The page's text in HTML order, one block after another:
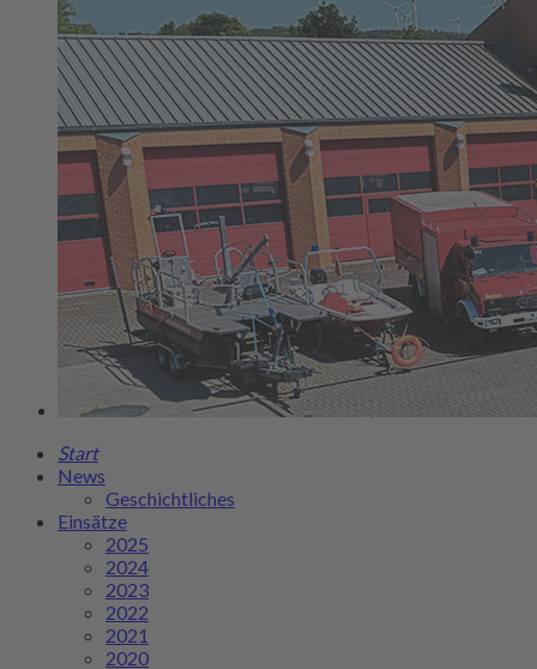
Start
News
Geschichtliches
Einsätze
2025
2024
2023
2022
2021
2020